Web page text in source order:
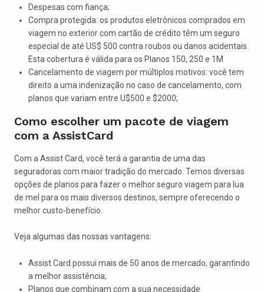
Despesas com fiança;
Compra protegida: os produtos eletrônicos comprados em
viagem no exterior com cartão de crédito têm um seguro
especial de até US$ 500 contra roubos ou danos acidentais.
Esta cobertura é válida para os Planos 150, 250 e 1M
Cancelamento de viagem por múltiplos motivos: você tem
direito a uma indenização no caso de cancelamento, com
planos que variam entre U$500 e $2000;
Como escolher um pacote de viagem
com a AssistCard
Com a Assist Card, você terá a garantia de uma das
seguradoras com maior tradição do mercado. Temos diversas
opções de planos para fazer o melhor seguro viagem para lua
de mel para os mais diversos destinos, sempre oferecendo o
melhor custo-benefício.
Veja algumas das nossas vantagens:
Assist Card possui mais de 50 anos de mercado, garantindo
a melhor assistência;
Planos que combinam com a sua necessidade